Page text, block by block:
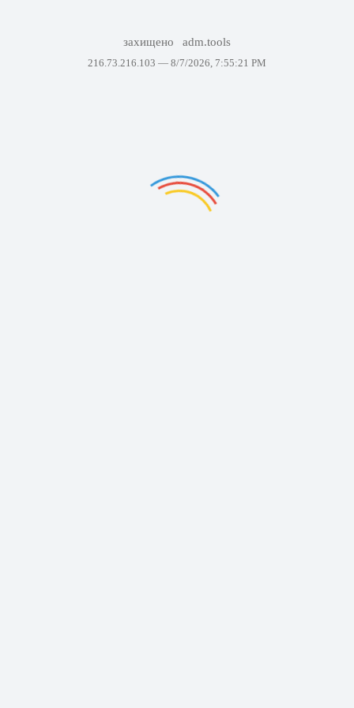
захищено adm.tools
216.73.216.103 — 8/7/2026, 7:55:21 PM